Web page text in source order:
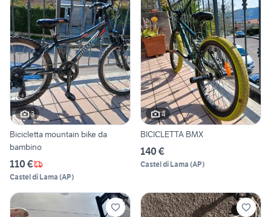
3
Bicicletta mountain bike da
bambino
110 €
Castel di Lama (AP)
4
BICICLETTA BMX
140 €
Castel di Lama (AP)